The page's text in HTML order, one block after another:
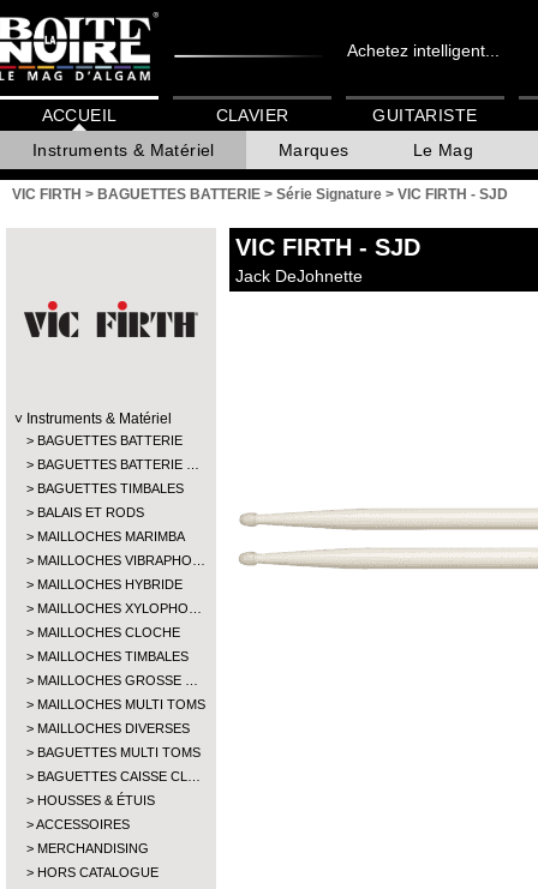
Achetez intelligent...
ACCUEIL
Instruments & Matériel
Marques Le Mag
CLAVIER GUITARISTE
VIC FIRTH > BAGUETTES BATTERIE > Série Signature > VIC FIRTH - SJD
Instruments & Matériel
BAGUETTES BATTERIE
BAGUETTES BATTERIE …
BAGUETTES TIMBALES
BALAIS ET RODS
MAILLOCHES MARIMBA
MAILLOCHES VIBRAPHO…
MAILLOCHES HYBRIDE
MAILLOCHES XYLOPHO…
MAILLOCHES CLOCHE
MAILLOCHES TIMBALES
MAILLOCHES GROSSE …
MAILLOCHES MULTI TOMS
MAILLOCHES DIVERSES
BAGUETTES MULTI TOMS
BAGUETTES CAISSE CL…
HOUSSES & ÉTUIS
ACCESSOIRES
MERCHANDISING
HORS CATALOGUE
VIC FIRTH - SJD
Jack DeJohnette